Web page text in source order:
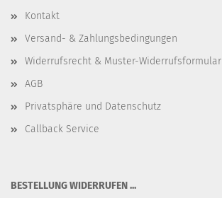
Kontakt
Versand- & Zahlungsbedingungen
Widerrufsrecht & Muster-Widerrufsformular
AGB
Privatsphäre und Datenschutz
Callback Service
BESTELLUNG WIDERRUFEN ...